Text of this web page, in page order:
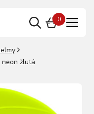
0
žlutá